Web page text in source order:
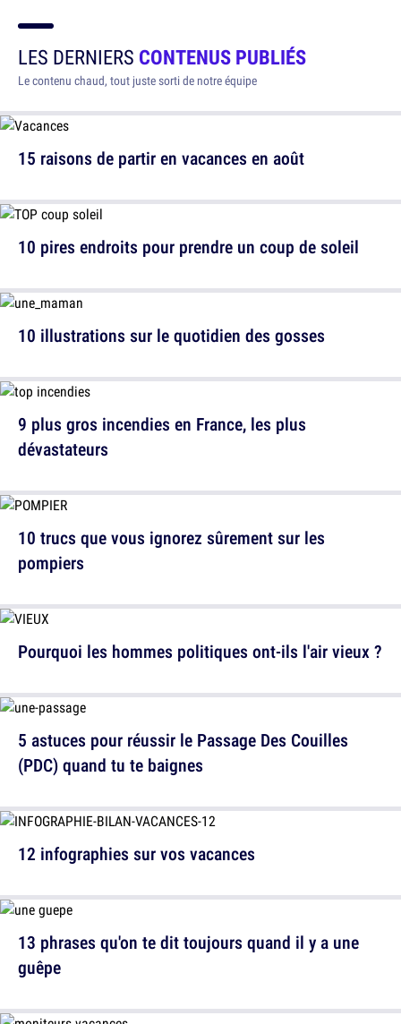
LES DERNIERS CONTENUS PUBLIÉS
Le contenu chaud, tout juste sorti de notre équipe
15 raisons de partir en vacances en août
10 illustrations sur le quotidien des gosses
10 trucs que vous ignorez sûrement sur les
pompiers
5 astuces pour réussir le Passage Des Couilles
(PDC) quand tu te baignes
13 phrases qu'on te dit toujours quand il y a une
guêpe
10 pires endroits pour prendre un coup de soleil
9 plus gros incendies en France, les plus
dévastateurs
Pourquoi les hommes politiques ont-ils l'air vieux ?
12 infographies sur vos vacances